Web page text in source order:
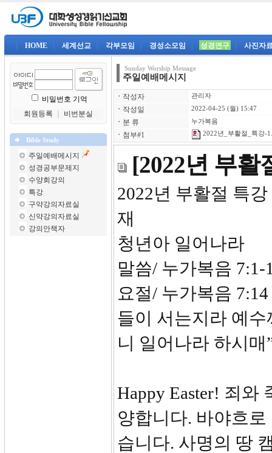
HOME 세계선교 각부모임 경성소모임 성경연구 사진자
비밀번호 기억
회원등록
비번분실
Bible Study
주일예배메시지
성경공부문제지
수양회강의
특강
구약강의자료실
신약강의자료실
강의안책자
Sunday Worship Message
주일예배메시지
ㆍ 작성자 관리자
ㆍ 작성일 2022-04-25 (월) 15:47
ㆍ 분 류 누가복음
ㆍ 첨부#1 2022년_부활절_특강-
[2022년 부활
2022년
재
청년아 일어나라
말씀/ 누가복음 7:1-
요절/ 누가복음
들이 서는지라 예
니 일어나라 하시매
Happy Easter! 죄와
양합니다. 바야흐
습니다. 사명의 땅